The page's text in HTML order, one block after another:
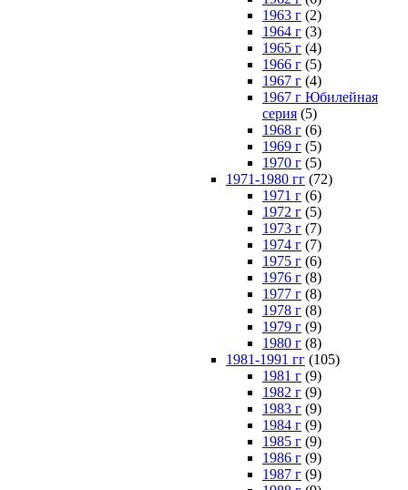
1963 г (2)
1964 г (3)
1965 г (4)
1966 г (5)
1967 г (4)
1967 г Юбилейная
серия (5)
1968 г (6)
1969 г (5)
1970 г (5)
1971-1980 гг (72)
1971 г (6)
1972 г (5)
1973 г (7)
1974 г (7)
1975 г (6)
1976 г (8)
1977 г (8)
1978 г (8)
1979 г (9)
1980 г (8)
1981-1991 гг (105)
1981 г (9)
1982 г (9)
1983 г (9)
1984 г (9)
1985 г (9)
1986 г (9)
1987 г (9)